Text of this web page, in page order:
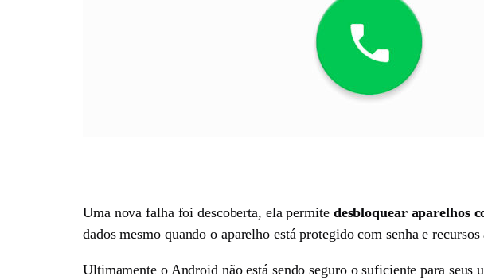
Uma nova falha foi descoberta, ela permite desbloquear aparelhos
dados mesmo quando o aparelho está protegido com senha e recursos
Ultimamente o Android não está sendo seguro o suficiente para seus